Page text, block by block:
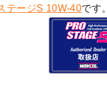
テージS 10W-40です。